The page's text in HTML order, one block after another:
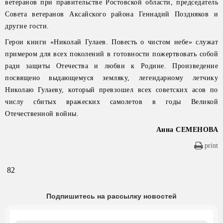
ветеранов при правительстве Ростовской области, председатель
Совета ветеранов Аксайского района Геннадий Поздняков и
другие гости.
Герои книги «Николай Гулаев. Повесть о чистом небе» служат
примером для всех поколений в готовности пожертвовать собой
ради защиты Отечества и любви к Родине. Произведение
посвящено выдающемуся земляку, легендарному летчику
Николаю Гулаеву, который превзошел всех советских асов по
числу сбитых вражеских самолетов в годы Великой
Отечественной войны.
Анна СЕМЕНОВА
print
82
Подпишитесь на рассылку новостей